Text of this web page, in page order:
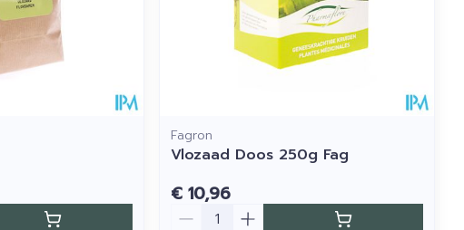
Fagron
Vlozaad Doos 250g Fag
€ 10,96
Aantal